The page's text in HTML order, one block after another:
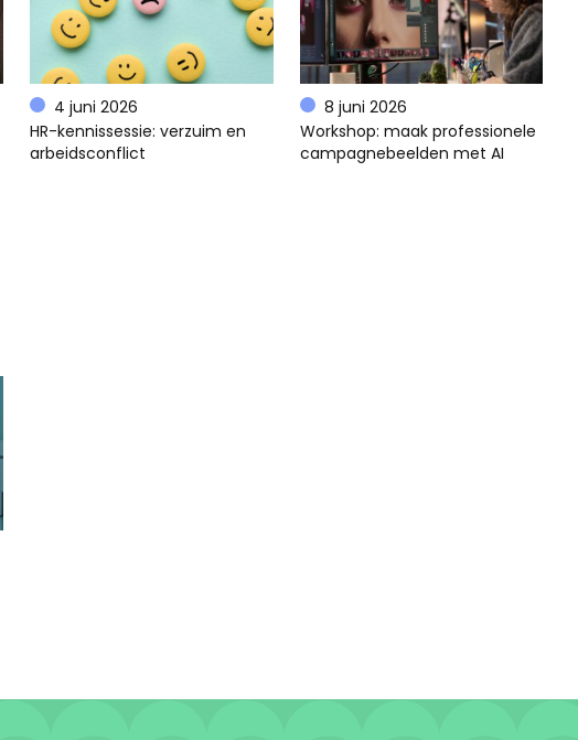
4 juni 2026
HR-kennissessie: verzuim en
arbeidsconflict
8 juni 2026
Workshop: maak professionele
campagnebeelden met AI